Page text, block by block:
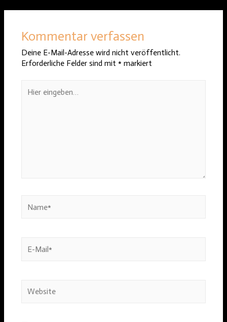
Kommentar verfassen
Deine E-Mail-Adresse wird nicht veröffentlicht.
Erforderliche Felder sind mit * markiert
eingeben…
Mail*